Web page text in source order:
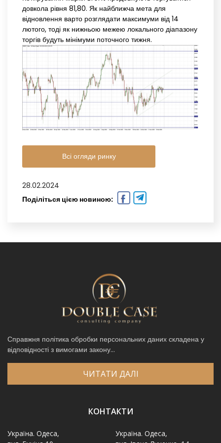
довкола рівня 81,80. Як найближча мета для
відновлення варто розглядати максимуми від 14
лютого, тоді як нижньою межею локального діапазону
торгів будуть мінімуми поточного тижня.
Всі огляди ринку
28.02.2024
Поділіться цією новиною:
Справжня політика обробки персональних даних складена у
відповідності з вимогами закону...
ЧИТАТИ ДАЛІ
КОНТАКТИ
Україна. Одеса,
Україна. Одеса,